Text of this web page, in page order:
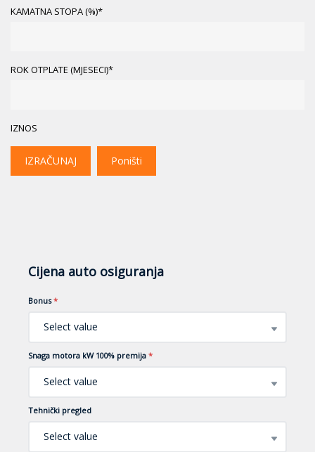
KAMATNA STOPA (%)*
ROK OTPLATE (MJESECI)*
IZNOS
IZRAČUNAJ Poništi
Cijena auto osiguranja
Bonus *
Select value
Snaga motora kW 100% premija *
Select value
Tehnički pregled
Select value